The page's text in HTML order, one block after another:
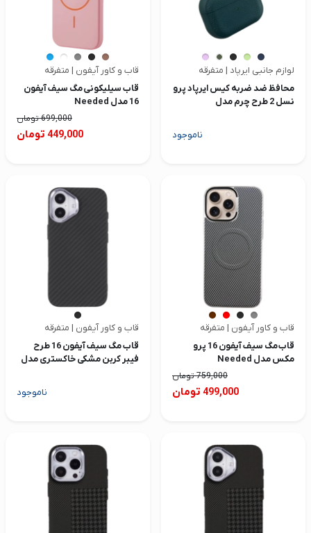
لوازم جانبی ایرپاد | متفرقه
محافظ ضد ضربه کیس ایرپاد پرو
نسل 2 طرح چرم مدل
ناموجود
قاب و کاور آیفون | متفرقه
قاب سیلیکونی مگ سیف آیفون
16 مدل Needed
699,000تومان
449,000 تومان
قاب و کاور آیفون | متفرقه
قاب مگ سیف آیفون 16 پرو
مکس مدل Needed
759,000تومان
499,000 تومان
قاب و کاور آیفون | متفرقه
قاب مگ سیف آیفون 16 طرح
فیبر کربن مشکی خاکستری مدل
ناموجود